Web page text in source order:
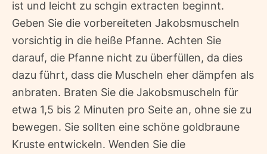
ist und leicht zu schgin extracten beginnt.
Geben Sie die vorbereiteten Jakobsmuscheln
vorsichtig in die heiße Pfanne. Achten Sie
darauf, die Pfanne nicht zu überfüllen, da dies
dazu führt, dass die Muscheln eher dämpfen als
anbraten. Braten Sie die Jakobsmuscheln für
etwa 1,5 bis 2 Minuten pro Seite an, ohne sie zu
bewegen. Sie sollten eine schöne goldbraune
Kruste entwickeln. Wenden Sie die